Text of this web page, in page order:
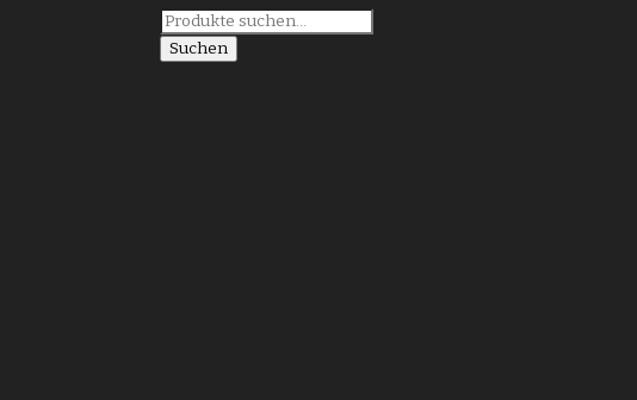
Suche
nach:
Suchen